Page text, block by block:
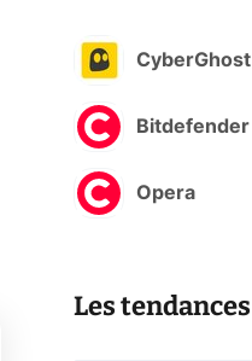
CyberGhost
Bitdefender
Opera
Les tendances